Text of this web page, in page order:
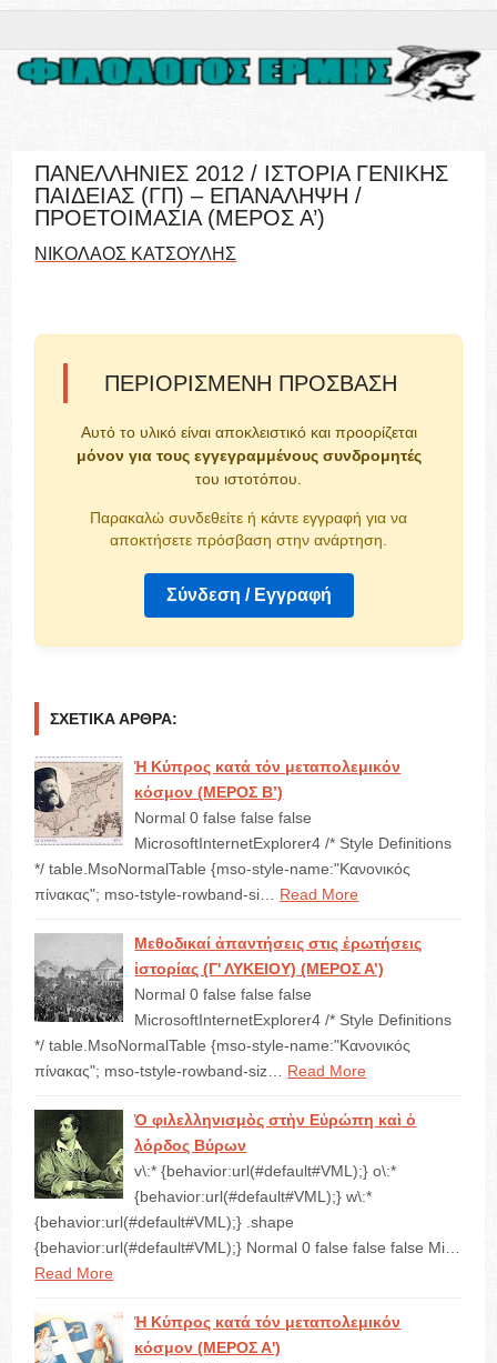
ΠΑΝΕΛΛΗΝΙΕΣ 2012 / ΙΣΤΟΡΙΑ ΓΕΝΙΚΗΣ
ΠΑΙΔΕΙΑΣ (ΓΠ) – ΕΠΑΝΑΛΗΨΗ /
ΠΡΟΕΤΟΙΜΑΣΙΑ (ΜΕΡΟΣ Α’)
ΝΙΚΟΛΑΟΣ ΚΑΤΣΟΥΛΗΣ
ΠΕΡΙΟΡΙΣΜΈΝΗ ΠΡΌΣΒΑΣΗ
Αυτό το υλικό είναι αποκλειστικό και προορίζεται
μόνον για τους εγγεγραμμένους συνδρομητές
του ιστοτόπου.
Παρακαλώ συνδεθείτε ή κάντε εγγραφή για να
αποκτήσετε πρόσβαση στην ανάρτηση.
Σύνδεση / Εγγραφή
ΣΧΕΤΙΚΆ ΆΡΘΡΑ:
Ἡ Κύπρος κατά τόν μεταπολεμικόν
κόσμον (ΜΕΡΟΣ Β’)
Normal 0 false false false
MicrosoftInternetExplorer4 /* Style Definitions
*/ table.MsoNormalTable {mso-style-name:"Κανονικός
πίνακας"; mso-tstyle-rowband-si…
Read More
Μεθοδικαί ἀπαντήσεις στις ἐρωτήσεις
ἱστορίας (Γ' ΛΥΚΕΙΟΥ) (ΜΕΡΟΣ Α’)
Normal 0 false false false
MicrosoftInternetExplorer4 /* Style Definitions
*/ table.MsoNormalTable {mso-style-name:"Κανονικός
πίνακας"; mso-tstyle-rowband-siz…
Read More
Ὁ φιλελληνισμὸς στὴν Εὐρώπη καὶ ὁ
λόρδος Βύρων
v\:* {behavior:url(#default#VML);} o\:*
{behavior:url(#default#VML);} w\:*
{behavior:url(#default#VML);} .shape
{behavior:url(#default#VML);} Normal 0 false false false Mi…
Read More
Ἡ Κύπρος κατά τόν μεταπολεμικόν
κόσμον (ΜΕΡΟΣ Α')